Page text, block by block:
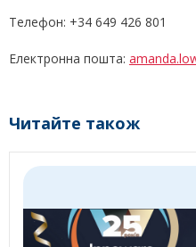
Телефон: +34 649 426 801
Електронна пошта:
Читайте також